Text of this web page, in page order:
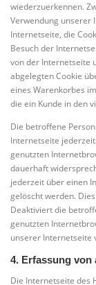
wiederzuerkennen.
Verwendung unserer
Internetseite, die
Besuch der
von der Internetseite
abgelegten Cookie
eines Warenkorbes
die ein Kunde in den
Die betroffene
Internetseite
genutzten
dauerhaft
jederzeit über einen
gelöscht werden.
Deaktiviert die
genutzten
unserer Internetseite
4. Erfassung von
Die Internetseite des